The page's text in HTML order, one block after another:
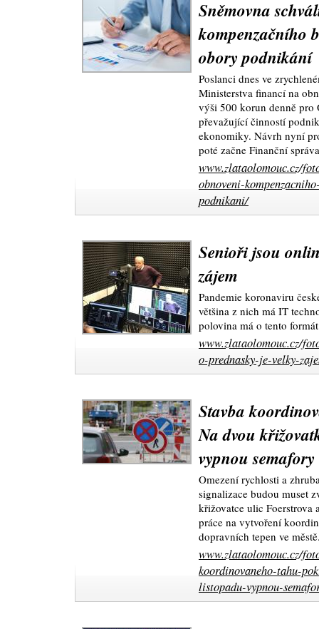
Sněmovna
kompenzačního
obory podnikání
Poslanci dnes ve
Ministerstva financí na
výši 500 korun denně pro
převažující činností
ekonomiky. Návrh nyní
poté začne Finanční
www.zlataolomouc.cz/
obnoveni-
podnikani/
Senioři jsou
zájem
Pandemie koronaviru
většina z nich má IT
polovina má o tento
www.zlataolomouc.cz/
o-prednasky-je-velky-
Stavba
Na dvou
vypnou semafory
Omezení rychlosti a
signalizace budou muset
křižovatce ulic
práce na vytvoření
dopravních tepen ve
www.zlataolomouc.cz/
koordinovaneho-tahu-
listopadu-vypnou-